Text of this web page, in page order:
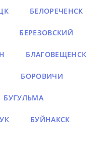
БЕЛОРЕЧЕНСК
БЕРЕЗОВСКИЙ
БЛАГОВЕЩЕНСК
БОРОВИЧИ
БУГУЛЬМА
БУЙНАКСК